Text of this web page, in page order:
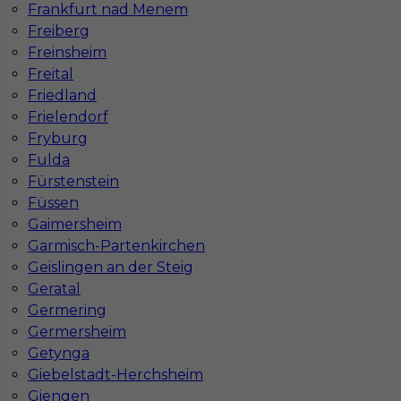
Frankfurt nad Menem
Freiberg
Freinsheim
Freital
Friedland
Frielendorf
Fryburg
Fulda
Fürstenstein
Füssen
Gaimersheim
Garmisch-Partenkirchen
Geislingen an der Steig
Geratal
Germering
Germersheim
Getynga
Giebelstadt-Herchsheim
Giengen
InServ © 2014 – 2026 | Wszelkie prawa zastrzeżone
Witryna korzysta z ciasteczek